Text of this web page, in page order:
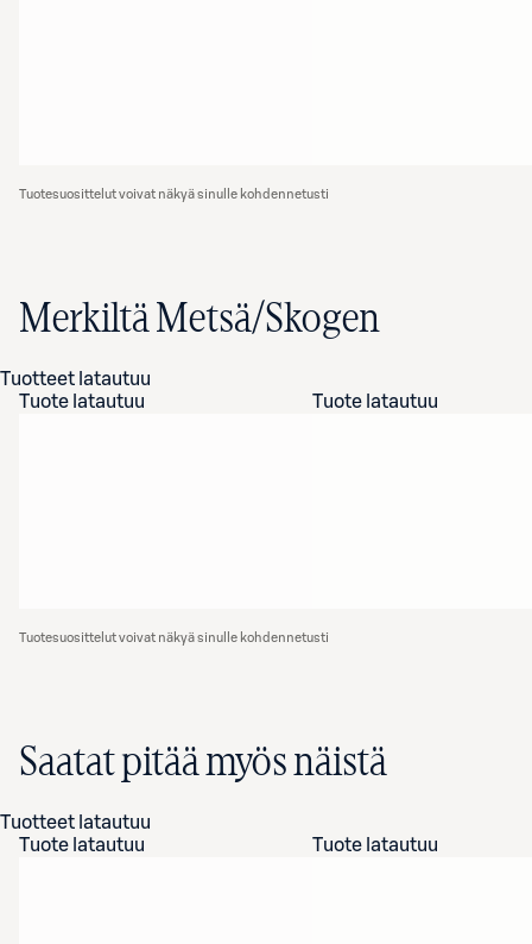
Tuotesuosittelut voivat näkyä sinulle kohdennetusti
Merkiltä Metsä/Skogen
Tuotteet latautuu
Tuote latautuu
Tuote latautuu
Tuotesuosittelut voivat näkyä sinulle kohdennetusti
Saatat pitää myös näistä
Tuotteet latautuu
Tuote latautuu
Tuote latautuu